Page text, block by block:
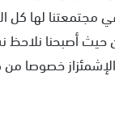
في مجتمعتنا لها كل
حيث أصبحنا
الإشمئزاز خصوصا